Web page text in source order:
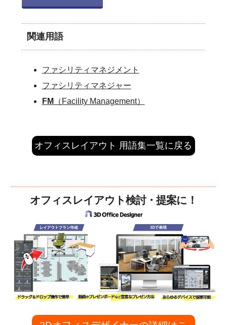
関連用語
ファシリティマネジメント
ファシリティマネジャー
FM （Facility Management）
オフィスレイアウト 用語集一覧に戻る
オフィスレイアウト検討・提案に！